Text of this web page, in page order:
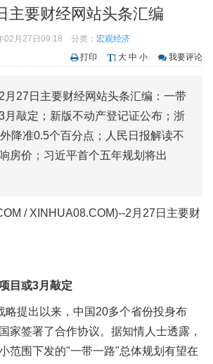
主要财经网站头条汇编
02月27日09:18 分类： 宏观经济
打印
大 中 小 我要评论
2月27日主要财经网站头条汇编：一带
月敲定；新版不动产登记证公布；浙
降准0.5个百分点；人民日报解读不
房价；习近平首个五年规划将出
/ XINHUA08.COM)--2月27日主要财
目或3月敲定
略提出以来，中国20多个省份投身布
家签署了合作协议。据知情人士透露，
范围下发的"一带一路"总体规划有望在